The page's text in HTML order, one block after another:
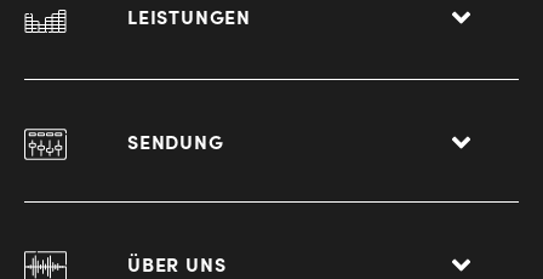
LEISTUNGEN
SENDUNG
ÜBER UNS